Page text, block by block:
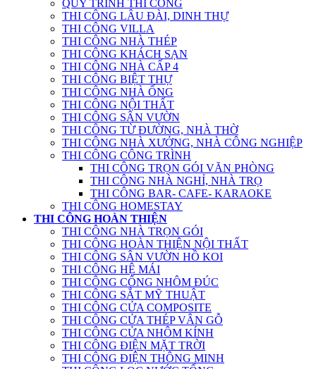
QUY TRÌNH THI CÔNG
THI CÔNG LÂU ĐÀI, DINH THỰ
THI CÔNG VILLA
THI CÔNG NHÀ THÉP
THI CÔNG KHÁCH SẠN
THI CÔNG NHÀ CẤP 4
THI CÔNG BIỆT THỰ
THI CÔNG NHÀ ỐNG
THI CÔNG NỘI THẤT
THI CÔNG SÂN VƯỜN
THI CÔNG TỪ ĐƯỜNG, NHÀ THỜ
THI CÔNG NHÀ XƯỞNG, NHÀ CÔNG NGHIỆP
THI CÔNG CÔNG TRÌNH
THI CÔNG TRỌN GÓI VĂN PHÒNG
THI CÔNG NHÀ NGHỈ, NHÀ TRỌ
THI CÔNG BAR- CAFE- KARAOKE
THI CÔNG HOMESTAY
THI CÔNG HOÀN THIỆN
THI CÔNG NHÀ TRỌN GÓI
THI CÔNG HOÀN THIỆN NỘI THẤT
THI CÔNG SÂN VƯỜN HỒ KOI
THI CÔNG HỆ MÁI
THI CÔNG CỔNG NHÔM ĐÚC
THI CÔNG SẮT MỸ THUẬT
THI CÔNG CỬA COMPOSITE
THI CÔNG CỬA THÉP VÂN GỖ
THI CÔNG CỬA NHÔM KÍNH
THI CÔNG ĐIỆN MẶT TRỜI
THI CÔNG ĐIỆN THÔNG MINH